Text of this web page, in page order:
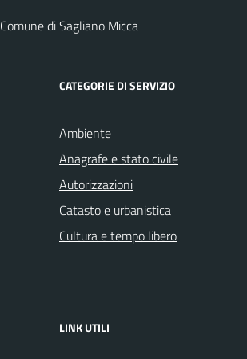
Comune di Sagliano Micca
CATEGORIE DI SERVIZIO
Ambiente
Anagrafe e stato civile
Autorizzazioni
Catasto e urbanistica
Cultura e tempo libero
LINK UTILI